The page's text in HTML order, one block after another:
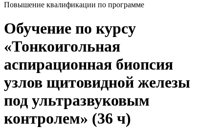
Повышение квалификации по программе
Обучение по курсу
«Тонкоигольная
аспирационная биопсия
узлов щитовидной железы
под ультразвуковым
контролем» (36 ч)